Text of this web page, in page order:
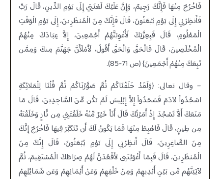
فَاخْرُجْ مِنْهَا فَإِنَّكَ رَجِيمٌ، وَإِنَّ عَلَيْكَ لَعْنَتِي إِلَى يَوْمِ الدِّينِ، قَالَ رَبِّ
فَأَنظِرْنِي إِلَى يَوْمِ يُبْعَثُونَ، قَالَ فَإِنَّكَ مِنَ الْمُنظَرِينَ، إِلَى يَوْمِ الْوَقْتِ
الْمَعْلُومِ، قَالَ فَبِعِزَّتِكَ لَأُغْوِيَنَّهُمْ أَجْمَعِينَ، إِلاَّ عِبَادَكَ مِنْهُمُ
الْمُخْلَصِينَ، قَالَ فَالْحَقُّ وَالْحَقَّ أَقُولُ، لَأَمْلَأَنَّ جَهَنَّمَ مِنكَ وَمِمَّن
تَبِعَكَ مِنْهُمْ أَجْمَعِينَ} (ص 71-85).
– وقال تعالى: {وَلَقَدْ خَلَقْنَاكُمْ ثُمَّ صَوَّرْنَاكُمْ ثُمَّ قُلْنَا لِلْمَلائِكَةِ
اسْجُدُواْ لآدَمَ فَسَجَدُواْ إِلاَّ إِبْلِيسَ لَمْ يَكُن مِّنَ السَّاجِدِينَ، قَالَ مَا
مَنَعَكَ أَلاَّ تَسْجُدَ إِذْ أَمَرْتُكَ قَالَ أَنَاْ خَيْرٌ مِّنْهُ خَلَقْتَنِي مِن نَّارٍ وَخَلَقْتَهُ
مِن طِينٍ، قَالَ فَاهْبِطْ مِنْهَا فَمَا يَكُونُ لَكَ أَن تَتَكَبَّرَ فِيهَا فَاخْرُجْ إِنَّكَ
مِنَ الصَّاغِرِينَ، قَالَ أَنظِرْنِي إِلَى يَوْمِ يُبْعَثُونَ، قَالَ إِنَّكَ مِنَ
الْمُنظَرِينَ، قَالَ فَبِمَا أَغْوَيْتَنِي لأَقْعُدَنَّ لَهُمْ صِرَاطَكَ الْمُسْتَقِيمَ، ثُمَّ
لآتِيَنَّهُم مِّن بَيْنِ أَيْدِيهِمْ وَمِنْ خَلْفِهِمْ وَعَنْ أَيْمَانِهِمْ وَعَن شَمَائِلِهِمْ